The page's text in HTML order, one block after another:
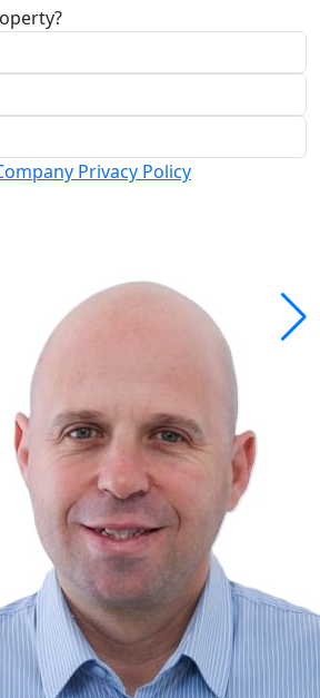
Privacy Policy